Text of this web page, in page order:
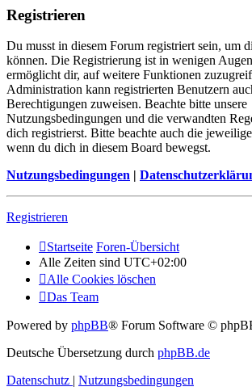
Registrieren
Du musst in diesem Forum registriert sein, um
können. Die Registrierung ist in wenigen
ermöglicht dir, auf weitere Funktionen
Administration kann registrierten Benutzern
Berechtigungen zuweisen. Beachte bitte unsere
Nutzungsbedingungen und die verwandten
dich registrierst. Bitte beachte auch die
wenn du dich in diesem Board bewegst.
Nutzungsbedingungen |
Registrieren
Startseite Foren-Übersicht
Alle Zeiten sind UTC+02:00
Alle Cookies löschen
Das Team
Powered by phpBB® Forum Software ©
Deutsche Übersetzung durch phpBB.de
Datenschutz | Nutzungsbedingungen